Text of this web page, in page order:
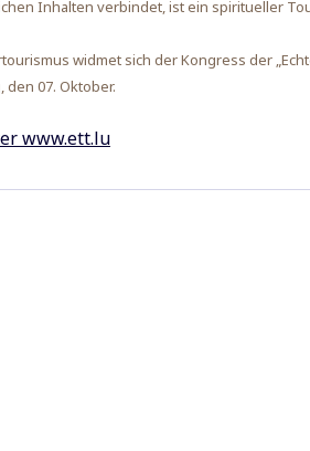
Inhalten verbindet, ist ein spiritueller
widmet sich der Kongress der
den 07. Oktober.
www.ett.lu